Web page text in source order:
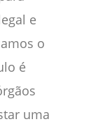
e
o
é
uma